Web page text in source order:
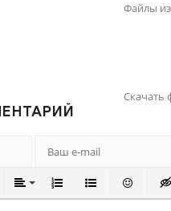
Файлы
Скачать
ВЫРАВНИВАНИЕ
НУМЕРОВАННЫЙ